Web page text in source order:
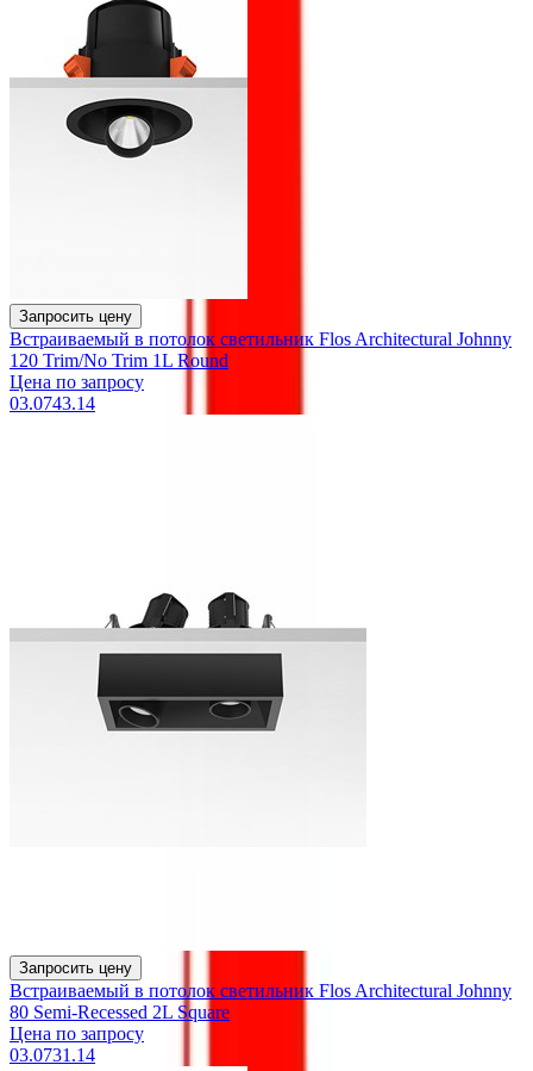
Запросить цену
Встраиваемый в потолок светильник Flos Architectural Johnny
120 Trim/No Trim 1L Round
Цена по запросу
03.0743.14
Запросить цену
Встраиваемый в потолок светильник Flos Architectural Johnny
80 Semi-Recessed 2L Square
Цена по запросу
03.0731.14